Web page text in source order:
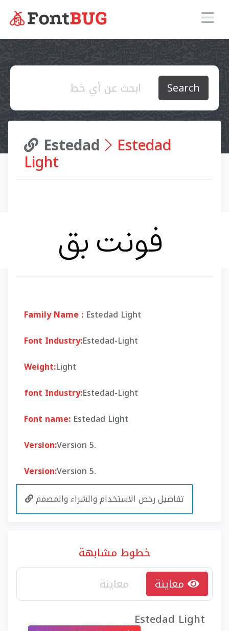
Search
Estedad Estedad
Light
Family Name : Estedad Light
Font Industry:Estedad-Light
Weight:Light
font Industry:Estedad-Light
Font name: Estedad Light
Version:Version 5.
Version:Version 5.
تفاصيل رخص الاستخدام والشراء والمصمم
خطوط مشابهة
Estedad Light